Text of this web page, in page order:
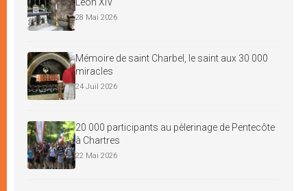
28 Mai 2026
Mémoire de saint Charbel, le saint aux 30 000
miracles
24 Juil 2026
20 000 participants au pèlerinage de Pentecôte
à Chartres
22 Mai 2026